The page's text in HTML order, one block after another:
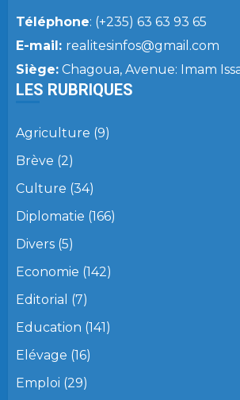
Téléphone: (+235) 63 63 93 65
E-mail: realitesinfos@gmail.com
Siège: Chagoua, Avenue: Imam
LES RUBRIQUES
Agriculture (9)
Brève (2)
Culture (34)
Diplomatie (166)
Divers (5)
Economie (142)
Editorial (7)
Education (141)
Elévage (16)
Emploi (29)